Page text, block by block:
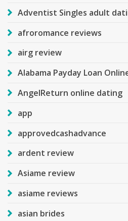
Adventist Singles adult
afroromance reviews
airg review
Alabama Payday Loan
AngelReturn online dating
app
approvedcashadvance
ardent review
Asiame review
asiame reviews
asian brides